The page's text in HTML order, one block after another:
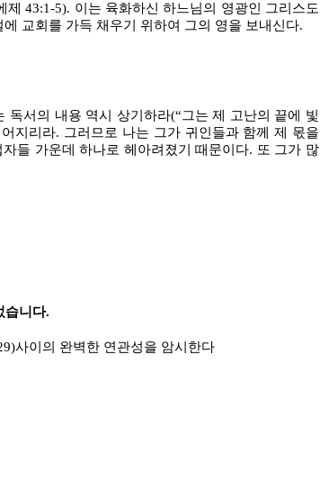
43:1-5). 이는 육화하신 하느님의 영광인 그리스도
교회를 가득 채우기 위하여 그의 영을 보내신다.
서의 내용 역시 상기하라(“그는 제 고난의 끝에 빛
지리라. 그러므로 나는 그가 귀인들과 함께 제 몫을
들 가운데 하나로 헤아려졌기 때문이다. 또 그가 많
습니다.
사이의 완벽한 연관성을 암시한다